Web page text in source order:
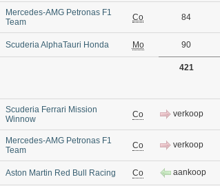
Mercedes-AMG Petronas F1
Team
Co 84
Scuderia AlphaTauri Honda Mo 90
421
Scuderia Ferrari Mission
Winnow
Co verkoop
Mercedes-AMG Petronas F1
Team
Co verkoop
Aston Martin Red Bull Racing Co aankoop